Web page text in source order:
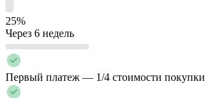
25%
Через 6 недель
Первый платеж — 1/4 стоимости покупки